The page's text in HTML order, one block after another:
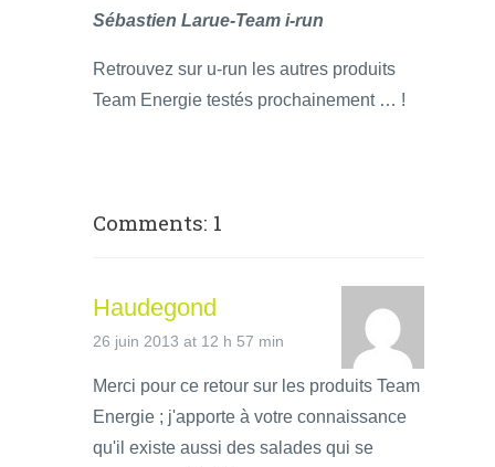
Sébastien Larue-Team i-run
Retrouvez sur u-run les autres produits
Team Energie testés prochainement … !
Comments: 1
Haudegond
26 juin 2013 at 12 h 57 min
Merci pour ce retour sur les produits Team
Energie ; j'apporte à votre connaissance
qu'il existe aussi des salades qui se